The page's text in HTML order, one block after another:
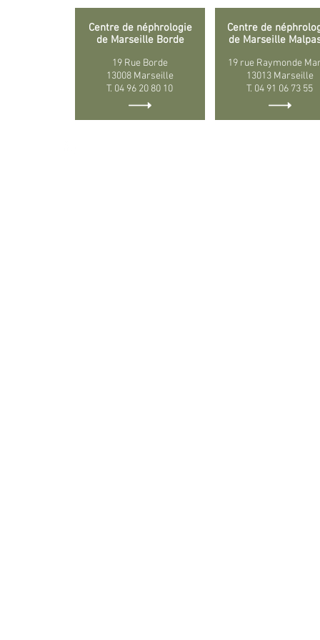
Centre de néphrologie
de Marseille Borde
19 Rue Borde
13008 Marseille
T. 04 96 20 80 10
Centre de
de Marseille
19 rue Raymonde
13013 Marseille
T. 04 91 06 73 55